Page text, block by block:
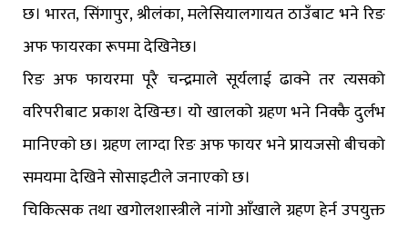
छ। भारत, सिंगापुर, श्रीलंका, मलेसियालगायत ठाउँबाट भने रिङ
अफ फायरका रूपमा देखिनेछ।
रिङ अफ फायरमा पूरै चन्द्रमाले सूर्यलाई ढाक्ने तर त्यसको
वरिपरीबाट प्रकाश देखिन्छ। यो खालको ग्रहण भने निक्कै दुर्लभ
मानिएको छ। ग्रहण लाग्दा रिङ अफ फायर भने प्रायजसो बीचको
समयमा देखिने सोसाइटीले जनाएको छ।
चिकित्सक तथा खगोलशास्त्रीले नांगो आँखाले ग्रहण हेर्न उपयुक्त